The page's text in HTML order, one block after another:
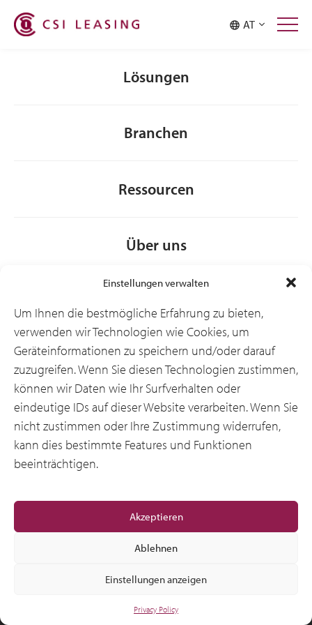
Einstellungen verwalten
Um Ihnen die bestmögliche Erfahrung zu bieten,
verwenden wir Technologien wie Cookies, um
Geräteinformationen zu speichern und/oder darauf
zuzugreifen. Wenn Sie diesen Technologien zustimmen,
können wir Daten wie Ihr Surfverhalten oder
eindeutige IDs auf dieser Website verarbeiten. Wenn Sie
nicht zustimmen oder Ihre Zustimmung widerrufen,
kann dies bestimmte Features und Funktionen
beeinträchtigen.
Akzeptieren
Ablehnen
Einstellungen anzeigen
Privacy Policy
AT
Singapore
Lösungen
Branchen
Ressourcen
Über uns
© 2012-2026 CSI Leasing, Inc. All Right Reserved.